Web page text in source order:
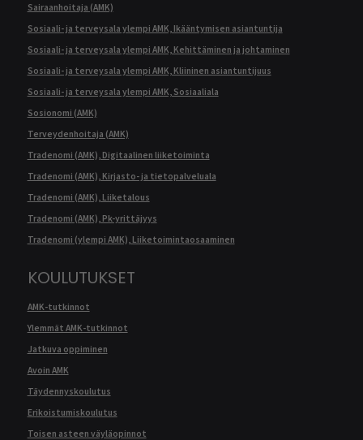
Sairaanhoitaja (AMK)
Sosiaali- ja terveysala ylempi AMK, Ikääntymisen asiantuntija
Sosiaali- ja terveysala ylempi AMK, Kehittäminen ja johtaminen
Sosiaali- ja terveysala ylempi AMK, Kliininen asiantuntijuus
Sosiaali- ja terveysala ylempi AMK, Sosiaaliala
Sosionomi (AMK)
Terveydenhoitaja (AMK)
Tradenomi (AMK), Digitaalinen liiketoiminta
Tradenomi (AMK), Kirjasto- ja tietopalveluala
Tradenomi (AMK), Liiketalous
Tradenomi (AMK), Pk-yrittäjyys
Tradenomi (ylempi AMK), Liiketoimintaosaaminen
KOULUTUKSET
AMK-tutkinnot
Ylemmät AMK-tutkinnot
Jatkuva oppiminen
Avoin AMK
Täydennyskoulutus
Erikoistumiskoulutus
Toisen asteen väyläopinnot